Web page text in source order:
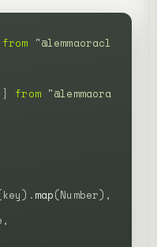
from "@lemmaoracl
} from "@lemmaora
map(Number),